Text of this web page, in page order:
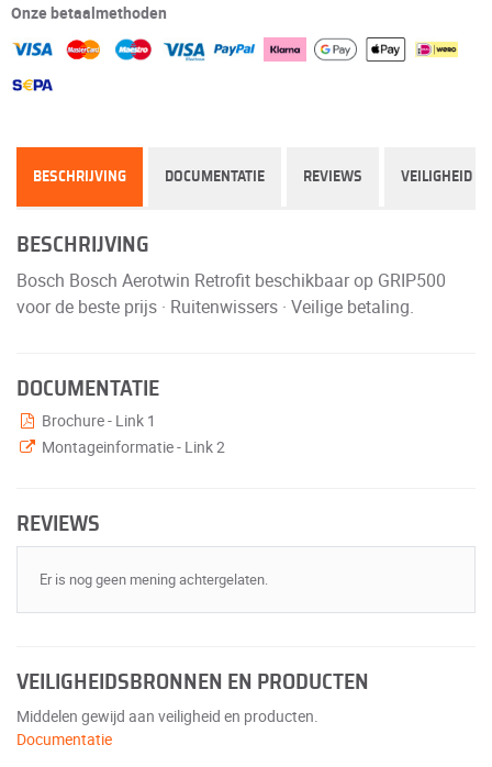
Onze betaalmethoden
BESCHRIJVING DOCUMENTATIE REVIEWS VEILIGHEID
BESCHRIJVING
Bosch Bosch Aerotwin Retrofit beschikbaar op GRIP500
voor de beste prijs · Ruitenwissers · Veilige betaling.
DOCUMENTATIE
Brochure - Link 1
Montageinformatie - Link 2
REVIEWS
Er is nog geen mening achtergelaten.
VEILIGHEIDSBRONNEN EN PRODUCTEN
Middelen gewijd aan veiligheid en producten.
Documentatie